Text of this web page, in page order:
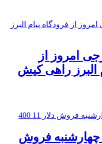
امروز از
البرز راهی کیش
چهارشنبه فروش